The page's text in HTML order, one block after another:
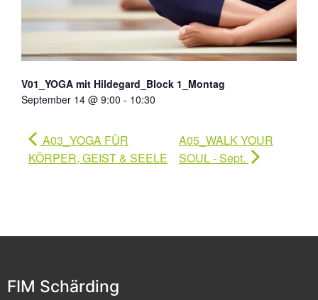
V01_YOGA mit Hildegard_Block 1_Montag
September 14 @ 9:00 - 10:30
A03_YOGA FÜR
KÖRPER, GEIST & SEELE
A05_WALK YOUR
SOUL - Sept.
FIM Schärding